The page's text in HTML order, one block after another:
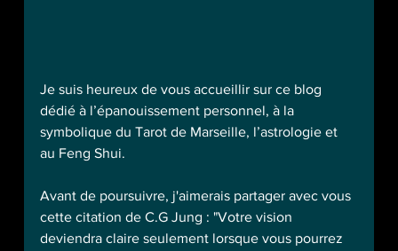
Je suis heureux de vous accueillir sur ce blog
dédié à l’épanouissement personnel, à la
symbolique du Tarot de Marseille, l’astrologie et
au Feng Shui.
Avant de poursuivre, j'aimerais partager avec vous
cette citation de C.G Jung : "Votre vision
deviendra claire seulement lorsque vous pourrez